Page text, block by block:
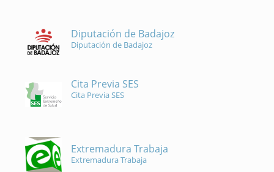
Diputación de Badajoz
Diputación de Badajoz
Cita Previa SES
Cita Previa SES
Extremadura Trabaja
Extremadura Trabaja